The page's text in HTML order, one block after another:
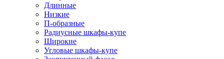
Длинные
Низкие
П-образные
Радиусные шкафы-купе
Широкие
Угловые шкафы-купе